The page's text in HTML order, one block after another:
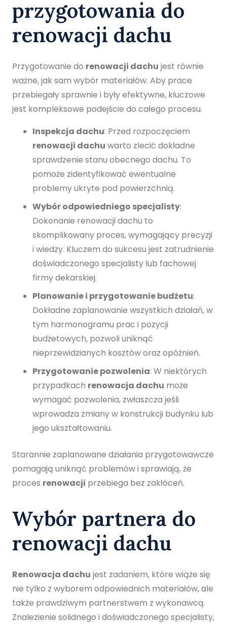
przygotowania do
renowacji dachu
Przygotowanie do renowacji dachu jest równie
ważne, jak sam wybór materiałów. Aby prace
przebiegały sprawnie i były efektywne, kluczowe
jest kompleksowe podejście do całego procesu.
Inspekcja dachu: Przed rozpoczęciem
renowacji dachu warto zlecić dokładne
sprawdzenie stanu obecnego dachu. To
pomoże zidentyfikować ewentualne
problemy ukryte pod powierzchnią.
Wybór odpowiedniego specjalisty:
Dokonanie renowacji dachu to
skomplikowany proces, wymagający precyzji
i wiedzy. Kluczem do sukcesu jest zatrudnienie
doświadczonego specjalisty lub fachowej
firmy dekarskiej.
Planowanie i przygotowanie budżetu:
Dokładne zaplanowanie wszystkich działań, w
tym harmonogramu prac i pozycji
budżetowych, pozwoli uniknąć
nieprzewidzianych kosztów oraz opóźnień.
Przygotowanie pozwolenia: W niektórych
przypadkach renowacja dachu może
wymagać pozwolenia, zwłaszcza jeśli
wprowadza zmiany w konstrukcji budynku lub
jego ukształtowaniu.
Starannie zaplanowane działania przygotowawcze
pomagają uniknąć problemów i sprawiają, że
proces renowacji przebiega bez zakłóceń.
Wybór partnera do
renowacji dachu
Renowacja dachu jest zadaniem, które wiąże się
nie tylko z wyborem odpowiednich materiałów, ale
także prawdziwym partnerstwem z wykonawcą.
Znalezienie solidnego i doświadczonego specjalisty,